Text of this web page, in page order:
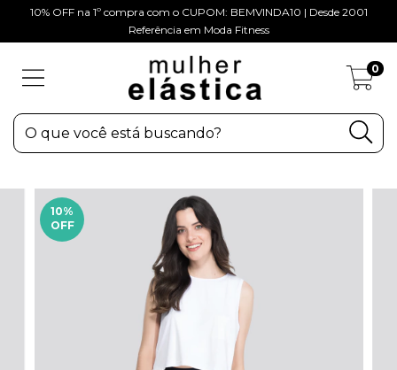
10% OFF na 1º compra com o CUPOM: BEMVINDA10 | Desde 2001
Referência em Moda Fitness
0
10%
OFF